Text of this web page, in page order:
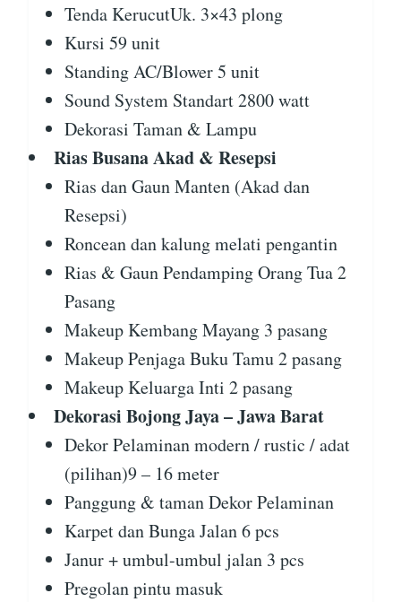
Tenda KerucutUk. 3×43 plong
Kursi 59 unit
Standing AC/Blower 5 unit
Sound System Standart 2800 watt
Dekorasi Taman & Lampu
Rias Busana Akad & Resepsi
Rias dan Gaun Manten (Akad dan
Resepsi)
Roncean dan kalung melati pengantin
Rias & Gaun Pendamping Orang Tua 2
Pasang
Makeup Kembang Mayang 3 pasang
Makeup Penjaga Buku Tamu 2 pasang
Makeup Keluarga Inti 2 pasang
Dekorasi Bojong Jaya – Jawa Barat
Dekor Pelaminan modern / rustic / adat
(pilihan)9 – 16 meter
Panggung & taman Dekor Pelaminan
Karpet dan Bunga Jalan 6 pcs
Janur + umbul-umbul jalan 3 pcs
Pregolan pintu masuk